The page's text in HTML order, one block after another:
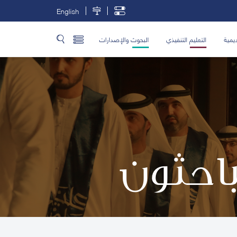
English
التعليم التنفيذي البحوث والإصدارات